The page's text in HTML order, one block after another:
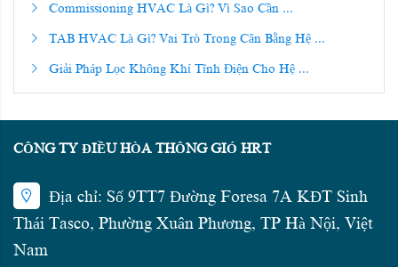
Commissioning HVAC Là Gì? Vì Sao Cần ...
TAB HVAC Là Gì? Vai Trò Trong Cân Bằng Hệ ...
Giải Pháp Lọc Không Khí Tĩnh Điện Cho Hệ ...
CÔNG TY ĐIỀU HÒA THÔNG GIÓ HRT
Địa chỉ: Số 9TT7 Đường Foresa 7A KĐT Sinh
Thái Tasco, Phường Xuân Phương, TP Hà Nội, Việt
Nam